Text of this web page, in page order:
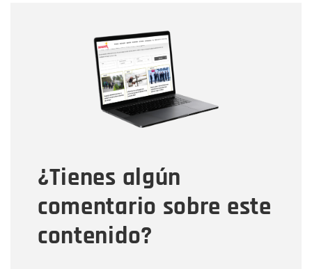
¿Tienes algún
comentario sobre este
contenido?
Correo electrónico
Tipo de comentario
Mensaje